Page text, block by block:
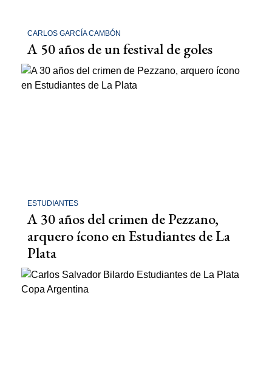
CARLOS GARCÍA CAMBÓN
A 50 años de un festival de goles
ESTUDIANTES
A 30 años del crimen de Pezzano,
arquero ícono en Estudiantes de La
Plata